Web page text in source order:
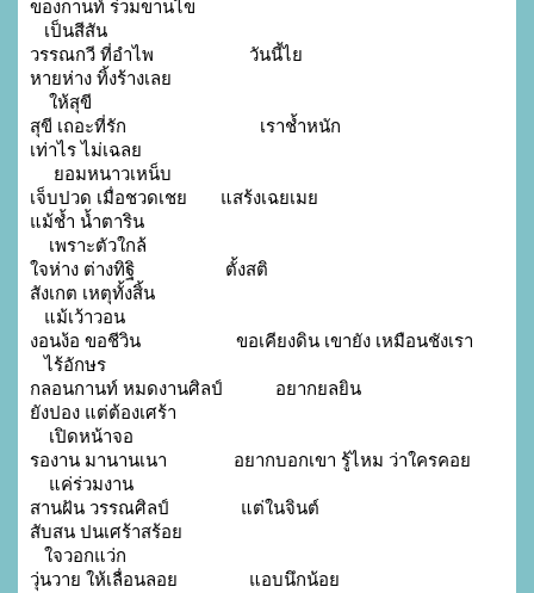
ของกานท์ ร่วมขานไข
เป็นสีสัน
วรรณกวี ที่อำไพ                    วันนี้ไย
หายห่าง ทิ้งร้างเลย
ให้สุขี
สุขี เถอะที่รัก                            เราช้ำหนัก
เท่าไร ไม่เฉลย
ยอมหนาวเหน็บ
เจ็บปวด เมื่อชวดเชย       แสร้งเฉยเมย
แม้ช้ำ น้ำตาริน
เพราะตัวใกล้
ใจห่าง ต่างทิฐิ                   ตั้งสติ
สังเกต เหตุทั้งสิ้น
แม้เว้าวอน
งอนง้อ ขอชีวิน                    ขอเคียงดิน เขายัง เหมือนชังเรา
ไร้อักษร
กลอนกานท์ หมดงานศิลป์           อยากยลยิน
ยังปอง แต่ต้องเศร้า
เปิดหน้าจอ
รองาน มานานเนา              อยากบอกเขา รู้ไหม ว่าใครคอย
แค่ร่วมงาน
สานฝัน วรรณศิลป์               แต่ในจินต์
สับสน ปนเศร้าสร้อย
ใจวอกแว่ก
วุ่นวาย ให้เลื่อนลอย               แอบนึกน้อย